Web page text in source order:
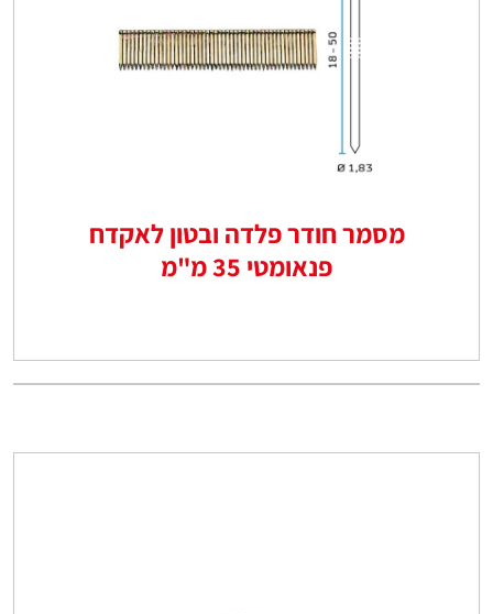
מסמר חודר פלדה ובטון לאקדח
פנאומטי 35 מ"מ